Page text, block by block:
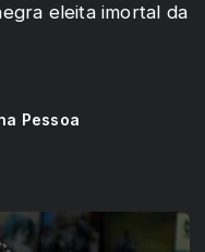
eleita imortal da
Pessoa